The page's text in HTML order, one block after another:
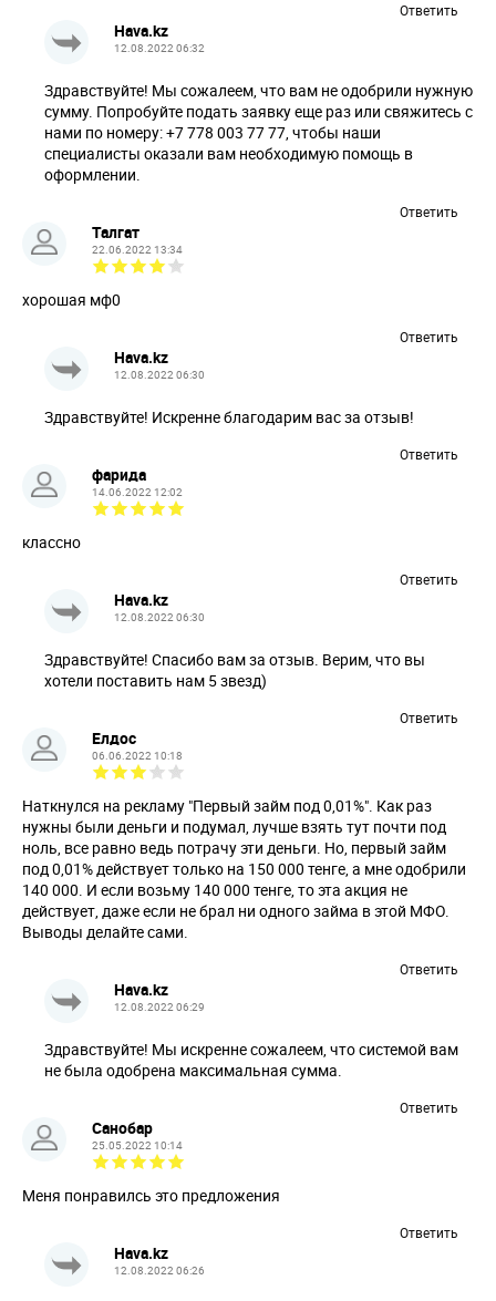
Ответить
Hava.kz
12.08.2022 06:32
Здравствуйте! Мы сожалеем, что вам не одобрили нужную
сумму. Попробуйте подать заявку еще раз или свяжитесь с
нами по номеру: +7 778 003 77 77, чтобы наши
специалисты оказали вам необходимую помощь в
оформлении.
Ответить
Талгат
22.06.2022 13:34
хорошая мф0
Ответить
Hava.kz
12.08.2022 06:30
Здравствуйте! Искренне благодарим вас за отзыв!
Ответить
фарида
14.06.2022 12:02
классно
Ответить
Hava.kz
12.08.2022 06:30
Здравствуйте! Спасибо вам за отзыв. Верим, что вы
хотели поставить нам 5 звезд)
Ответить
Елдос
06.06.2022 10:18
Наткнулся на рекламу "Первый займ под 0,01%". Как раз
нужны были деньги и подумал, лучше взять тут почти под
ноль, все равно ведь потрачу эти деньги. Но, первый займ
под 0,01% действует только на 150 000 тенге, а мне одобрили
140 000. И если возьму 140 000 тенге, то эта акция не
действует, даже если не брал ни одного займа в этой МФО.
Выводы делайте сами.
Ответить
Hava.kz
12.08.2022 06:29
Здравствуйте! Мы искренне сожалеем, что системой вам
не была одобрена максимальная сумма.
Ответить
Санобар
25.05.2022 10:14
Меня понравилсь это предложения
Ответить
Hava.kz
12.08.2022 06:26